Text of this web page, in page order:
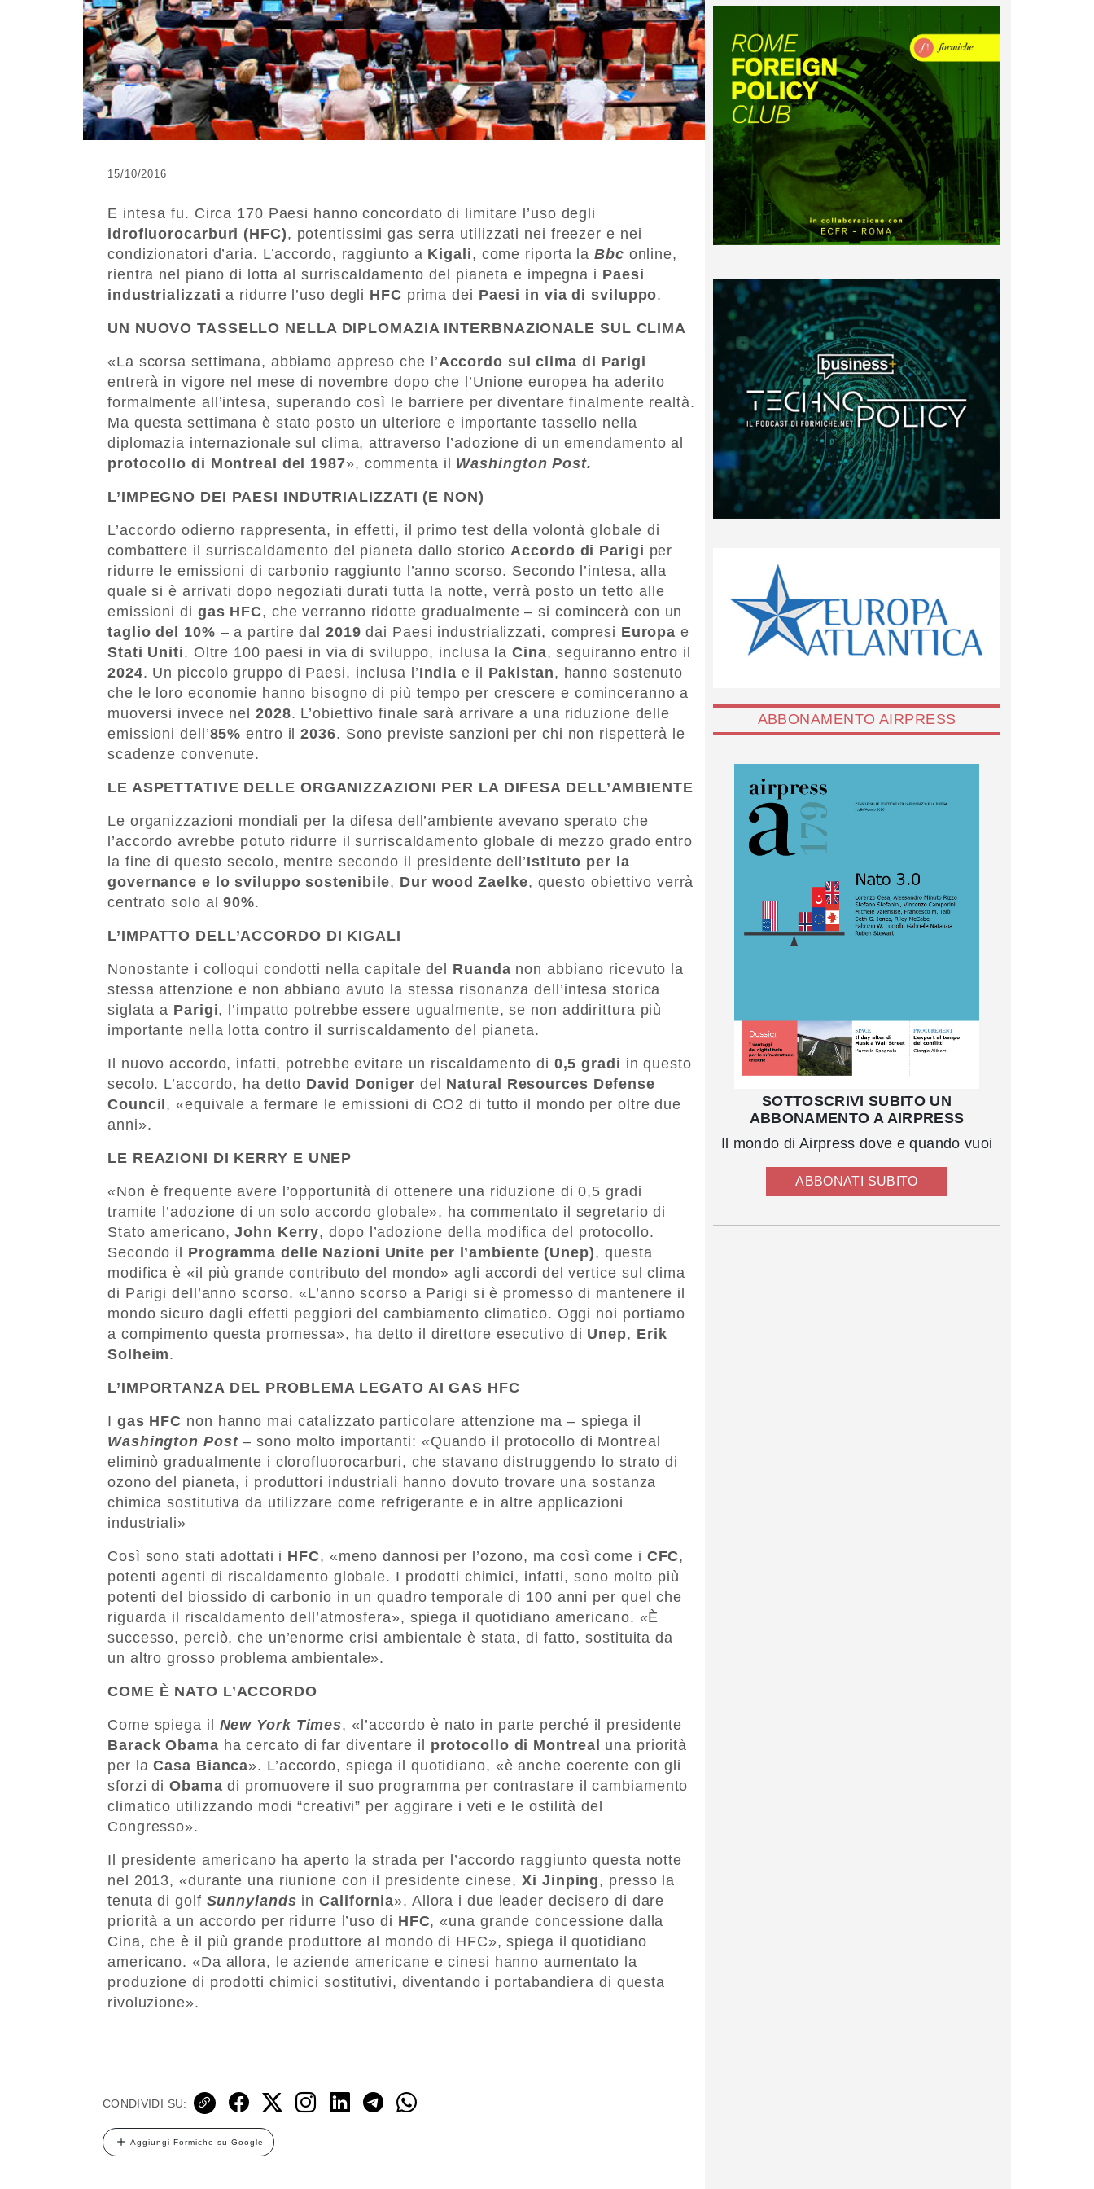
15/10/2016
E intesa fu. Circa 170 Paesi hanno concordato di limitare l’uso degli
idrofluorocarburi (HFC), potentissimi gas serra utilizzati nei freezer e nei
condizionatori d’aria. L’accordo, raggiunto a Kigali, come riporta laBbc online,
rientra nel piano di lotta al surriscaldamento del pianeta e impegna i Paesi
industrializzati a ridurre l’uso degli HFC prima dei Paesi in via di sviluppo.
UN NUOVO TASSELLO NELLA DIPLOMAZIA INTERBNAZIONALE SUL CLIMA
«La scorsa settimana, abbiamo appreso che l’Accordo sul clima di Parigi
entrerà in vigore nel mese di novembre dopo che l’Unione europea ha aderito
formalmente all’intesa, superando così le barriere per diventare finalmente realtà.
Ma questa settimana è stato posto un ulteriore e importante tassello nella
diplomazia internazionale sul clima, attraverso l’adozione di un emendamento al
protocollo di Montreal del 1987», commenta il Washington Post.
L’IMPEGNO DEI PAESI INDUTRIALIZZATI (E NON)
L’accordo odierno rappresenta, in effetti, il primo test della volontà globale di
combattere il surriscaldamento del pianeta dallo storico Accordo di Parigi per
ridurre le emissioni di carbonio raggiunto l’anno scorso. Secondo l’intesa, alla
quale si è arrivati dopo negoziati durati tutta la notte, verrà posto un tetto alle
emissioni di gas HFC, che verranno ridotte gradualmente – si comincerà con un
taglio del 10% – a partire dal 2019dai Paesi industrializzati, compresi Europa e
Stati Uniti. Oltre 100 paesi in via di sviluppo, inclusa laCina, seguiranno entro il
2024. Un piccolo gruppo di Paesi, inclusa l’India e il Pakistan, hanno sostenuto
che le loro economie hanno bisogno di più tempo per crescere e cominceranno a
muoversi invece nel 2028. L’obiettivo finale sarà arrivare a una riduzione delle
emissioni dell’85%entro il 2036. Sono previste sanzioni per chi non rispetterà le
scadenze convenute.
LE ASPETTATIVE DELLE ORGANIZZAZIONI PER LA DIFESA DELL’AMBIENTE
Le organizzazioni mondiali per la difesa dell’ambiente avevano sperato che
l’accordo avrebbe potuto ridurre il surriscaldamento globale di mezzo grado entro
la fine di questo secolo, mentre secondo il presidente dell’Istituto per la
governance e lo sviluppo sostenibile, Dur wood Zaelke, questo obiettivo verrà
centrato solo al90%.
L’IMPATTO DELL’ACCORDO DI KIGALI
Nonostante i colloqui condotti nella capitale del Ruanda non abbiano ricevuto la
stessa attenzione e non abbiano avuto la stessa risonanza dell’intesa storica
siglata a Parigi, l’impatto potrebbe essere ugualmente, se non addirittura più
importante nella lotta contro il surriscaldamento del pianeta.
Il nuovo accordo, infatti, potrebbe evitare un riscaldamento di 0,5 gradi in questo
secolo. L’accordo, ha detto David Doniger del Natural Resources Defense
Council, «equivale a fermare le emissioni di CO2 di tutto il mondo per oltre due
anni».
LE REAZIONI DI KERRY E UNEP
«Non è frequente avere l’opportunità di ottenere una riduzione di 0,5 gradi
tramite l’adozione di un solo accordo globale», ha commentato il segretario di
Stato americano,John Kerry, dopo l’adozione della modifica del protocollo.
Secondo il Programma delle Nazioni Unite per l’ambiente (Unep), questa
modifica è «il più grande contributo del mondo» agli accordi del vertice sul clima
di Parigi dell’anno scorso. «L’anno scorso a Parigi si è promesso di mantenere il
mondo sicuro dagli effetti peggiori del cambiamento climatico. Oggi noi portiamo
a compimento questa promessa», ha detto il direttore esecutivo di Unep, Erik
Solheim.
L’IMPORTANZA DEL PROBLEMA LEGATO AI GAS HFC
I gas HFC non hanno mai catalizzato particolare attenzione ma – spiega il
Washington Post– sono molto importanti: «Quando il protocollo di Montreal
eliminò gradualmente i clorofluorocarburi, che stavano distruggendo lo strato di
ozono del pianeta, i produttori industriali hanno dovuto trovare una sostanza
chimica sostitutiva da utilizzare come refrigerante e in altre applicazioni
industriali»
Così sono stati adottati i HFC, «meno dannosi per l’ozono, ma così come i CFC,
potenti agenti di riscaldamento globale. I prodotti chimici, infatti, sono molto più
potenti del biossido di carbonio in un quadro temporale di 100 anni per quel che
riguarda il riscaldamento dell’atmosfera», spiega il quotidiano americano. «È
successo, perciò, che un’enorme crisi ambientale è stata, di fatto, sostituita da
un altro grosso problema ambientale».
COME È NATO L’ACCORDO
Come spiega il New York Times, «l’accordo è nato in parte perché il presidente
Barack Obama ha cercato di far diventare il protocollo di Montreal una priorità
per laCasa Bianca». L’accordo, spiega il quotidiano, «è anche coerente con gli
sforzi diObama di promuovere il suo programma per contrastare il cambiamento
climatico utilizzando modi “creativi” per aggirare i veti e le ostilità del
Congresso».
Il presidente americano ha aperto la strada per l’accordo raggiunto questa notte
nel 2013, «durante una riunione con il presidente cinese,Xi Jinping, presso la
tenuta di golf Sunnylands inCalifornia». Allora i due leader decisero di dare
priorità a un accordo per ridurre l’uso di HFC, «una grande concessione dalla
Cina, che è il più grande produttore al mondo di HFC», spiega il quotidiano
americano. «Da allora, le aziende americane e cinesi hanno aumentato la
produzione di prodotti chimici sostitutivi, diventando i portabandiera di questa
rivoluzione».
CONDIVIDI SU:
Aggiungi Formiche su Google
ABBONAMENTO AIRPRESS
SOTTOSCRIVI SUBITO UN
ABBONAMENTO A AIRPRESS
Il mondo di Airpress dove e quando vuoi
ABBONATI SUBITO